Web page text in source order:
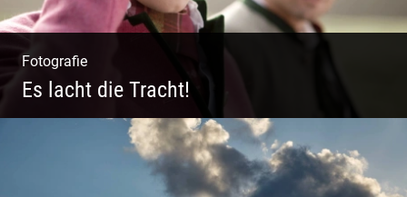
Fotografie
Es lacht die Tracht!
Wunderschöne Dirndl | Harmonische
Farben | Originelle Details | Edle Stoffe